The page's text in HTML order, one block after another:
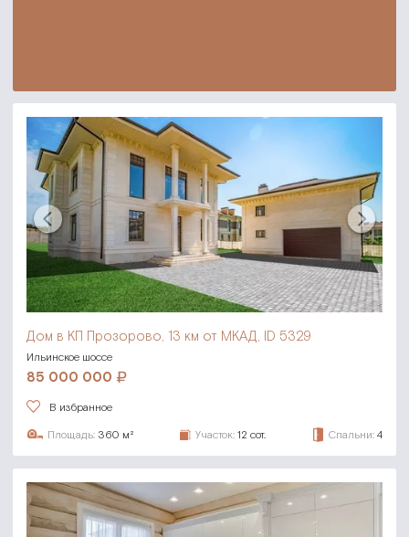
Дом в КП Прозорово, 13 км от МКАД, ID 5329
Ильинское шоссе
85 000 000
В избранное
Площадь: 360 м² Участок: 12 сот. Спальни: 4